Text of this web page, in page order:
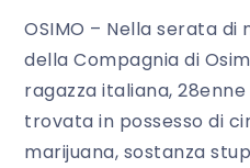
OSIMO – Nella serata
della Compagnia di
ragazza italiana,
trovata in possesso di
marijuana, sostanza